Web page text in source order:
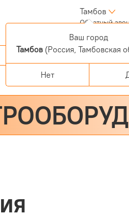
Тамбов
Обратный
Ваш город
Тамбов(Россия, Тамбовская
Нет